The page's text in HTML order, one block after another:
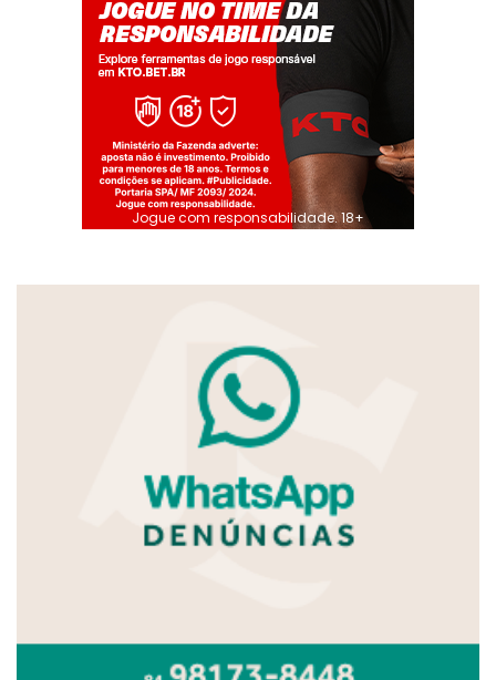
Jogue com responsabilidade. 18+